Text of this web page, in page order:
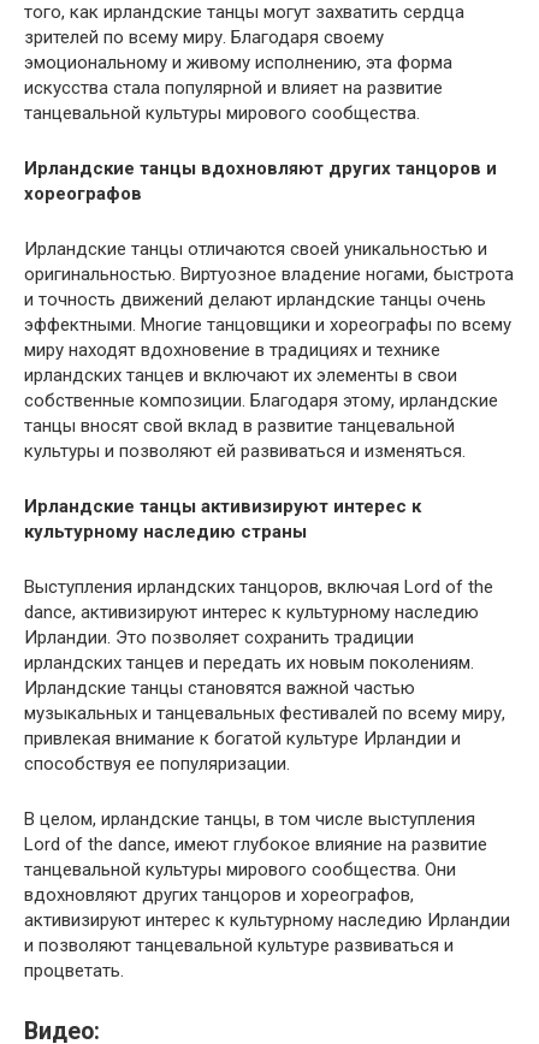
того, как ирландские танцы могут захватить сердца
зрителей по всему миру. Благодаря своему
эмоциональному и живому исполнению, эта форма
искусства стала популярной и влияет на развитие
танцевальной культуры мирового сообщества.
Ирландские танцы вдохновляют других танцоров и
хореографов
Ирландские танцы отличаются своей уникальностью и
оригинальностью. Виртуозное владение ногами, быстрота
и точность движений делают ирландские танцы очень
эффектными. Многие танцовщики и хореографы по всему
миру находят вдохновение в традициях и технике
ирландских танцев и включают их элементы в свои
собственные композиции. Благодаря этому, ирландские
танцы вносят свой вклад в развитие танцевальной
культуры и позволяют ей развиваться и изменяться.
Ирландские танцы активизируют интерес к
культурному наследию страны
Выступления ирландских танцоров, включая Lord of the
dance, активизируют интерес к культурному наследию
Ирландии. Это позволяет сохранить традиции
ирландских танцев и передать их новым поколениям.
Ирландские танцы становятся важной частью
музыкальных и танцевальных фестивалей по всему миру,
привлекая внимание к богатой культуре Ирландии и
способствуя ее популяризации.
В целом, ирландские танцы, в том числе выступления
Lord of the dance, имеют глубокое влияние на развитие
танцевальной культуры мирового сообщества. Они
вдохновляют других танцоров и хореографов,
активизируют интерес к культурному наследию Ирландии
и позволяют танцевальной культуре развиваться и
процветать.
Видео: